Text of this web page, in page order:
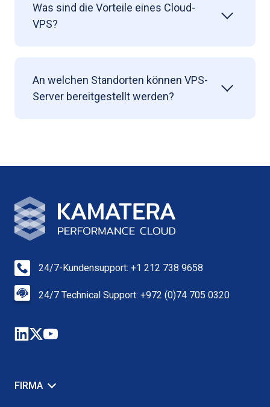
Was sind die Vorteile eines Cloud-
VPS?
An welchen Standorten können VPS-
Server bereitgestellt werden?
24/7-Kundensupport: +1 212 738 9658
24/7 Technical Support: +972 (0)74 705 0320
FIRMA